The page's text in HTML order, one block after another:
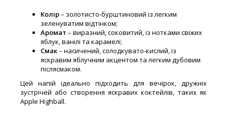
Колір– золотисто-бурштиновий із легким
зеленуватим відтінком;
Аромат – виразний, соковитий, із нотками свіжих
яблук, ванілі та карамелі;
Смак– насичений, солодкувато-кислий, із
яскравим яблучним акцентом та легким дубовим
післясмаком.
Цей напій ідеально підходить для вечірок, дружніх
зустрічей або створення яскравих коктейлів, таких як
Apple Highball.